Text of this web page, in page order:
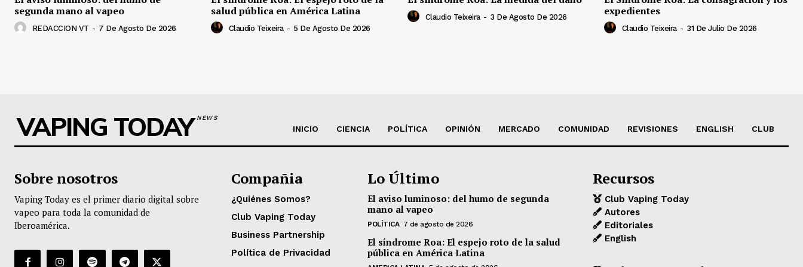
segunda mano al vapeo
REDACCION VT - 7 De Agosto De 2026
salud pública en América Latina
Claudio Teixeira - 5 De Agosto De 2026
Claudio Teixeira - 3 De Agosto De 2026
expedientes
Claudio Teixeira - 31 De Julio De 2026
VAPING TODAYNEWS
INICIO CIENCIA POLÍTICA OPINIÓN MERCADO COMUNIDAD REVISIONES ENGLISH CLUB
Sobre nosotros
Vaping Today es el primer diario digital sobre
vapeo para toda la comunidad de
Iberoamérica.
Compañia
¿Quiénes Somos?
Club Vaping Today
Business Partnership
Política de Privacidad
Lo Último
El aviso luminoso: del humo de segunda
mano al vapeo
POLÍTICA 7 de agosto de 2026
El síndrome Roa: El espejo roto de la salud
pública en América Latina
Recursos
Club Vaping Today
Autores
Editoriales
English